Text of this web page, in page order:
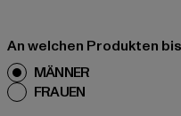
An welchen Produkten
MÄNNER
FRAUEN